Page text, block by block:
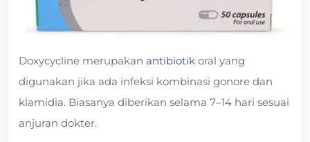
Doxycycline merupakan antibiotik oral yang
digunakan jika ada infeksi kombinasi gonore dan
klamidia. Biasanya diberikan selama 7–14 hari sesuai
anjuran dokter.